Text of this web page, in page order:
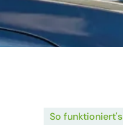
So funktioniert's